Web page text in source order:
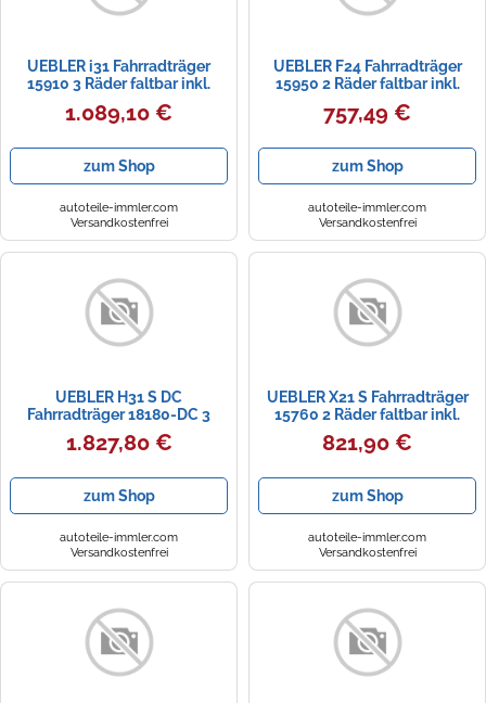
UEBLER i31 Fahrradträger
15910 3 Räder faltbar inkl.
Tasche und Auffahrschiene
1.089,10 €
zum Shop
autoteile-immler.com
Versandkostenfrei
UEBLER F24 Fahrradträger
15950 2 Räder faltbar inkl.
Tasche und Auffahrschiene
757,49 €
zum Shop
autoteile-immler.com
Versandkostenfrei
UEBLER H31 S DC
Fahrradträger 18180-DC 3
Räder 90 Grad faltbar
Rückfahrkontrolle inkl
1.827,80 €
zum Shop
autoteile-immler.com
Versandkostenfrei
UEBLER X21 S Fahrradträger
15760 2 Räder faltbar inkl.
Tasche und Auffahrschiene
821,90 €
zum Shop
autoteile-immler.com
Versandkostenfrei